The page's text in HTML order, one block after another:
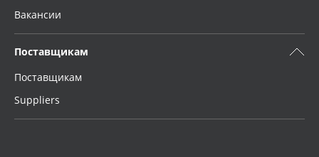
Вакансии
Поставщикам
Поставщикам
Suppliers